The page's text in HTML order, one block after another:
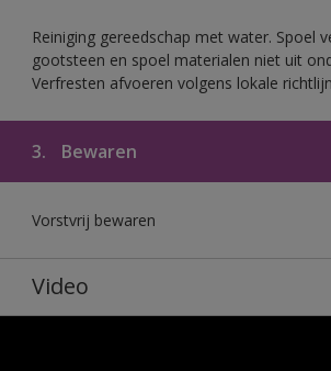
Reiniging gereedschap met water. Spoel
gootsteen en spoel materialen niet uit
Verfresten afvoeren volgens lokale
3. Bewaren
Vorstvrij bewaren
Video